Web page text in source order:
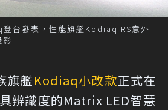
台發表，性能旗艦Kodiaq RS意外
旗艦Kodiaq小改款正式在
辨識度的Matrix LED智慧